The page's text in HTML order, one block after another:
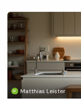
Matthias Leister